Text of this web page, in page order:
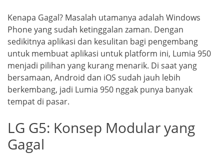
Kenapa Gagal? Masalah utamanya adalah Windows
Phone yang sudah ketinggalan zaman. Dengan
sedikitnya aplikasi dan kesulitan bagi pengembang
untuk membuat aplikasi untuk platform ini, Lumia 950
menjadi pilihan yang kurang menarik. Di saat yang
bersamaan, Android dan iOS sudah jauh lebih
berkembang, jadi Lumia 950 nggak punya banyak
tempat di pasar.
LG G5: Konsep Modular yang
Gagal